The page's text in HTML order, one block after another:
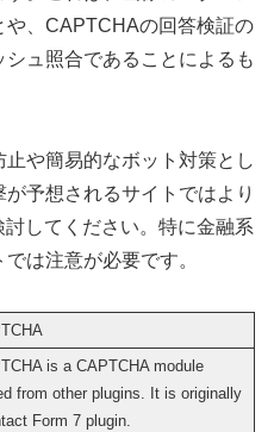
、CAPTCHAの回答検証の
ュ照合であることによるも
や簡易的なボット対策とし
予想されるサイトではより
してください。特に金融系
は注意が必要です。
is a CAPTCHA module
from other plugins. It is originally
Form 7 plugin.